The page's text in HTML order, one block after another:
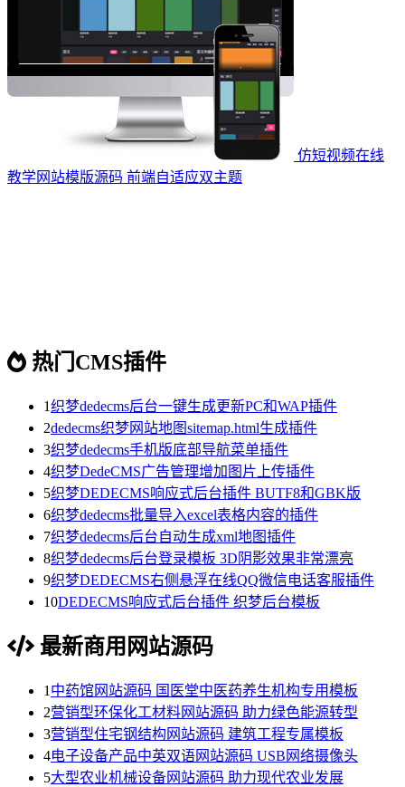
仿短视频在线
教学网站模版源码 前端自适应双主题
热门CMS插件
1织梦dedecms后台一键生成更新PC和WAP插件
2dedecms织梦网站地图sitemap.html生成插件
3织梦dedecms手机版底部导航菜单插件
4织梦DedeCMS广告管理增加图片上传插件
5织梦DEDECMS响应式后台插件 BUTF8和GBK版
6织梦dedecms批量导入excel表格内容的插件
7织梦dedecms后台自动生成xml地图插件
8织梦dedecms后台登录模板 3D阴影效果非常漂亮
9织梦DEDECMS右侧悬浮在线QQ微信电话客服插件
10DEDECMS响应式后台插件 织梦后台模板
最新商用网站源码
1 中药馆网站源码 国医堂中医药养生机构专用模板
2营销型环保化工材料网站源码 助力绿色能源转型
3营销型住宅钢结构网站源码 建筑工程专属模板
4电子设备产品中英双语网站源码 USB网络摄像头
5大型农业机械设备网站源码 助力现代农业发展